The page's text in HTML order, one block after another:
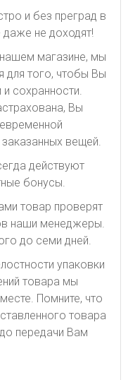
и без преград в
не доходят!
магазине, мы
для того, чтобы Вы
сохранности.
Вы
вещей.
действуют
бонусы.
товар проверят
наши менеджеры.
до семи дней.
упаковки
товара мы
Помните, что
товара
передачи Вам